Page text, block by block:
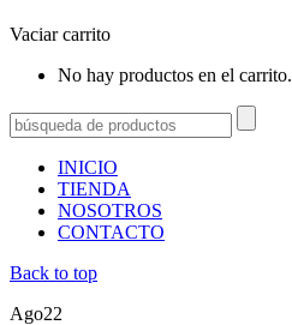
Vaciar carrito
No hay productos en el carrito.
INICIO
TIENDA
NOSOTROS
CONTACTO
Back to top
Ago22